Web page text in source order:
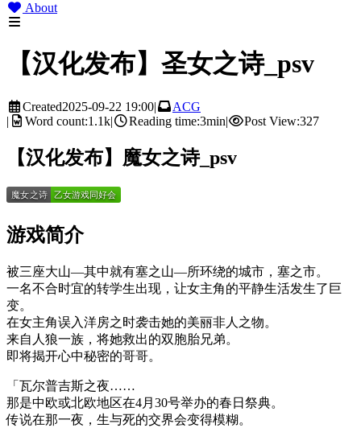
About
【汉化发布】圣女之诗_psv
Created2025-09-22 19:00|
ACG
|
Word count:1.1k| Reading time:3min| Post View:327
【汉化发布】魔女之诗_psv
游戏简介
被三座大山—其中就有塞之山—所环绕的城市，塞之市。
一名不合时宜的转学生出现，让女主角的平静生活发生了巨
变。
在女主角误入洋房之时袭击她的美丽非人之物。
来自人狼一族，将她救出的双胞胎兄弟。
即将揭开心中秘密的哥哥。
「瓦尔普吉斯之夜……
那是中欧或北欧地区在4月30号举办的春日祭典。
传说在那一夜，生与死的交界会变得模糊。